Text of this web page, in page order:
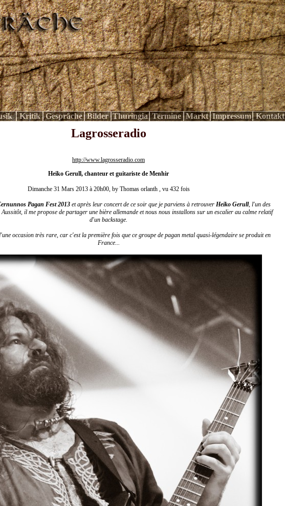
Kritik Gespräche Bilder Thuringia Termine Markt Impressum Kontakt
Lagrosseradio
http://www.lagrosseradio.com
Heiko Gerull, chanteur et guitariste de Menhir
Dimanche 31 Mars 2013 à 20h00, by Thomas orlanth , vu 432 fois
Pagan Fest 2013 et après leur concert de ce soir que je parviens à retrouver Heiko Gerull, l'un des
Aussitôt, il me propose de partager une bière allemande et nous nous installons sur un escalier au calme relatif
d'un backstage.
occasion très rare, car c'est la première fois que ce groupe de pagan metal quasi-légendaire se produit en
France...